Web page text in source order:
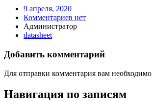
9 апреля, 2020
Комментариев нет
Администратор
datasheet
Добавить комментарий
Для отправки комментария вам необходимо
Навигация по записям